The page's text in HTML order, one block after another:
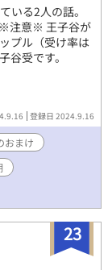
いる2人の話。
※注意※ 王子谷が
プル（受け率は
谷受です。
登録日 2024.9.16
おまけ
23